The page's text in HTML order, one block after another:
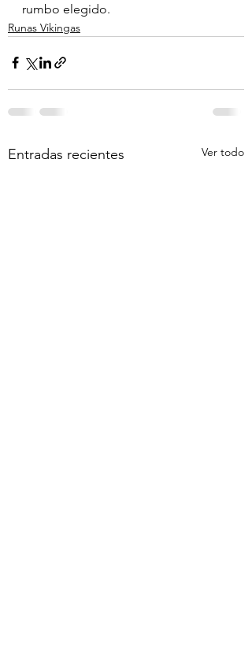
rumbo elegido.
Runas Vikingas
Entradas recientes Ver todo